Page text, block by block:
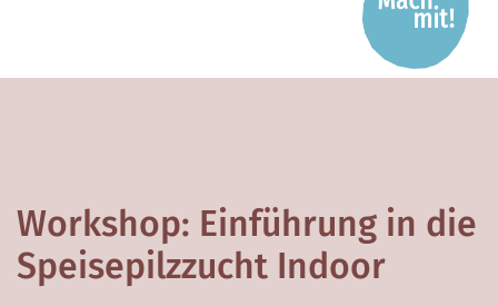
Workshop: Einführung in die
Speisepilzzucht Indoor